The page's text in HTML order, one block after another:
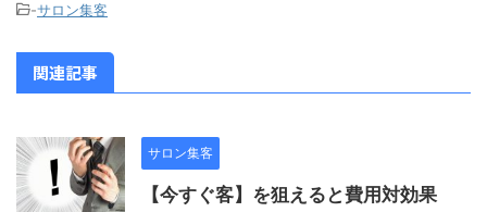
-サロン集客
関連記事
サロン集客
【今すぐ客】を狙えると費用対効果